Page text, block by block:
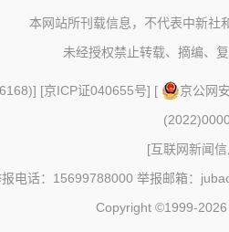
本网站所刊载信息，不代表中新社
未经授权禁止转载、摘编、
] [京ICP证040655号] [
京公网
[互联网新闻
电话：15699788000 举报邮箱：
Copyright ©1999-